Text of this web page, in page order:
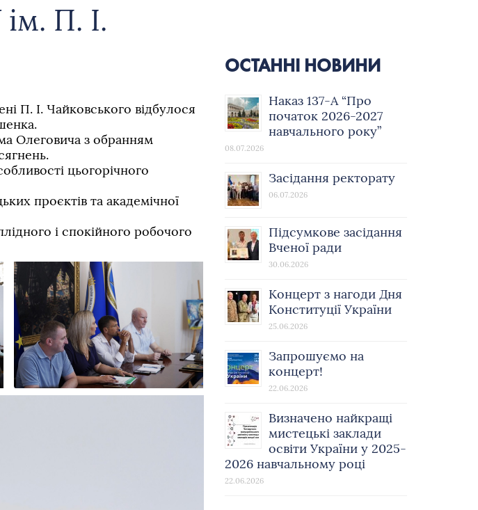
П. І.
П. І. Чайковського відбулося
Олеговича з обранням
цьогорічного
проєктів та академічної
і спокійного робочого
ОСТАННІ НОВИНИ
Наказ 137-А “Про
початок 2026-2027
навчального року”
08.07.2026
Засідання ректорату
06.07.2026
Підсумкове засідання
Вченої ради
30.06.2026
Концерт з нагоди Дня
Конституції України
25.06.2026
Запрошуємо на
концерт!
22.06.2026
Визначено найкращі
мистецькі заклади
освіти України у 2025-
2026 навчальному році
22.06.2026